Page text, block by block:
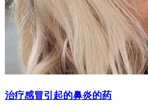
治疗感冒引起的鼻炎的药